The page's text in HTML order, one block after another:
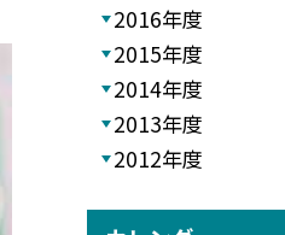
2016年度
2015年度
2014年度
2013年度
2012年度